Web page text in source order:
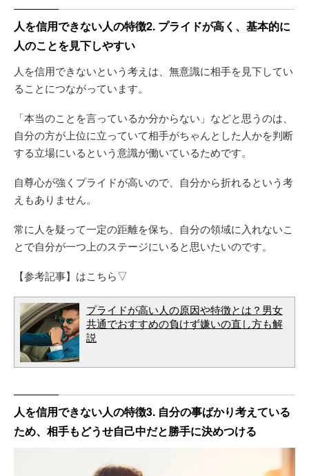
人を信用できない人の特徴2. プライドが高く、基本的に
人のことを見下しやすい
人を信用できないという考えは、無意識に相手を見下してい
ることにつながっています。
「本当のことを言っているか分からない」などと思うのは、
自分の方が上位に立っていて相手がちゃんとした人かを判断
する立場にいるという意識が働いているためです。
自尊心が強くプライドが高いので、自分から折れるという考
えもありません。
常に人を疑って一定の距離を保ち、自分の領域に入れないこ
とで自分が一つ上のステージにいると思いたいのです。
【参考記事】はこちら▽
プライドが高い人の原因や特徴とは？男女
共通でおすすめの負けず嫌いの直し方も解
説
人を信用できない人の特徴3. 自分の事ばかり考えている
ため、相手もどうせ自己中だと勝手に決めつける